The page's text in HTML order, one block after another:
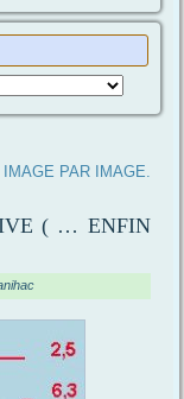
PAR IMAGE.
( … ENFIN